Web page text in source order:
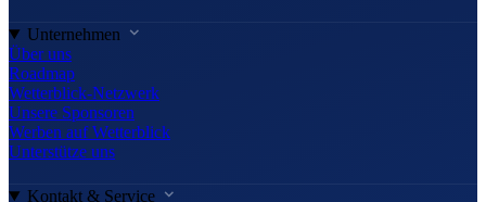
Unternehmen
Über uns
Roadmap
Wetterblick-Netzwerk
Unsere Sponsoren
Werben auf Wetterblick
Unterstütze uns
Kontakt & Service